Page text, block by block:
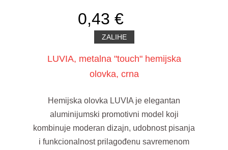
0,43 €
ZALIHE
LUVIA, metalna "touch" hemijska
olovka, crna
Hemijska olovka LUVIA je elegantan
aluminijumski promotivni model koji
kombinuje moderan dizajn, udobnost pisanja
i funkcionalnost prilagođenu savremenom